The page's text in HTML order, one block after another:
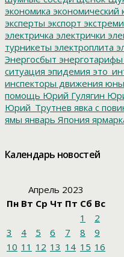
экономика экономический
эксперты экспорт
электричка электрички
турникеты электроплита
Энергосбыт энерготарифы
ситуация эпидемия
инспекторы движения
помощь Юрий Гулягин
Юрий_Трутнев явка с
ямы январь Япония
Календарь новостей
Апрель 2023
Пн Вт Ср Чт Пт Сб Вс
1
2
3
4 5 6 7 8
9
10 11 12 13 14 15 16